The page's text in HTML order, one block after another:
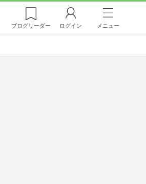
ブログリーダー ログイン メニュー